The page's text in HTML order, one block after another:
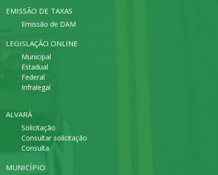
EMISSÃO DE TAXAS
Emissão de DAM
LEGISLAÇÃO ONLINE
Municipal
Estadual
Federal
Infralegal
ALVARÁ
Solicitação
Consultar solicitação
Consulta
MUNICÍPIO